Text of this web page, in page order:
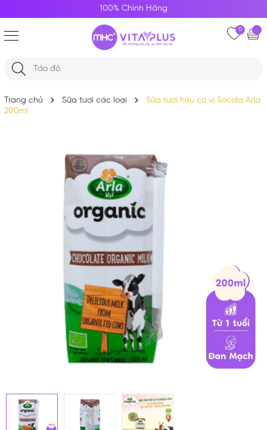
100% Chính Hãng
0
Trang chủ Sữa tươi các loại
Sữa tươi hữu cơ vị Socola Arla
200ml